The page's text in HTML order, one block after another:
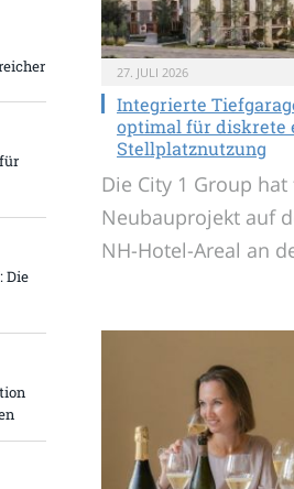
27. JULI 2026
Integrierte
optimal für diskrete
Stellplatznutzung
Die City 1 Group
Neubauprojekt auf
NH-Hotel-Areal an
Die